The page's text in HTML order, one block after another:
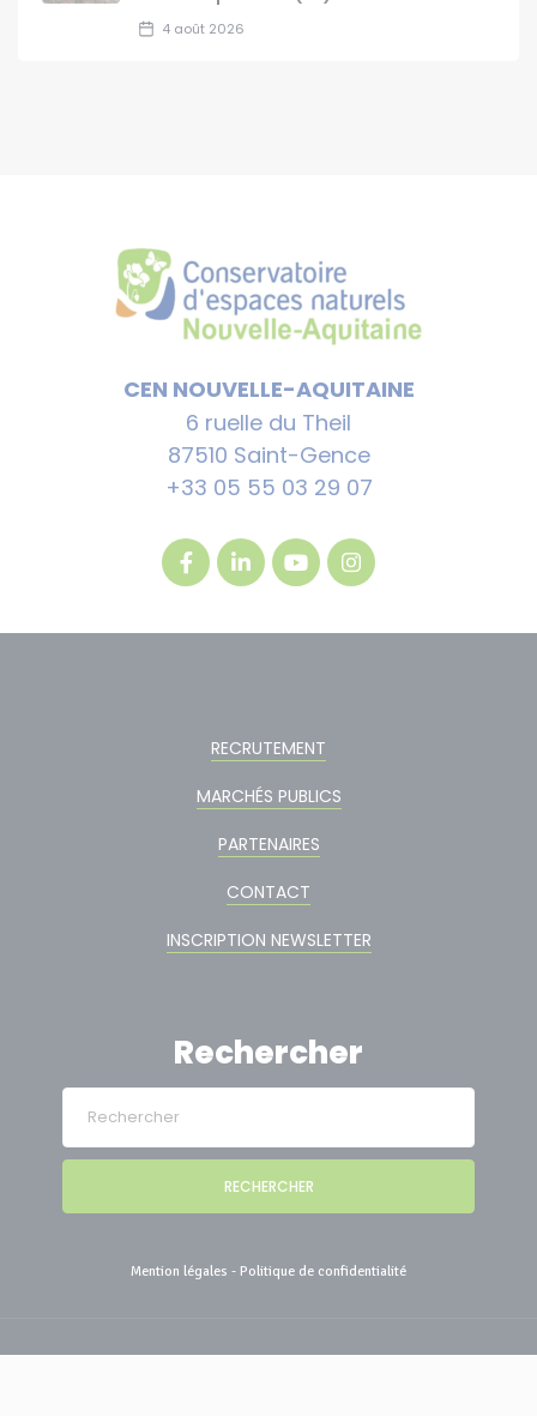
4 août 2026
CEN NOUVELLE-AQUITAINE
6 ruelle du Theil
87510 Saint-Gence
+33 05 55 03 29 07
RECRUTEMENT
MARCHÉS PUBLICS
PARTENAIRES
CONTACT
INSCRIPTION NEWSLETTER
Rechercher
RECHERCHER
Mention légales - Politique de confidentialité